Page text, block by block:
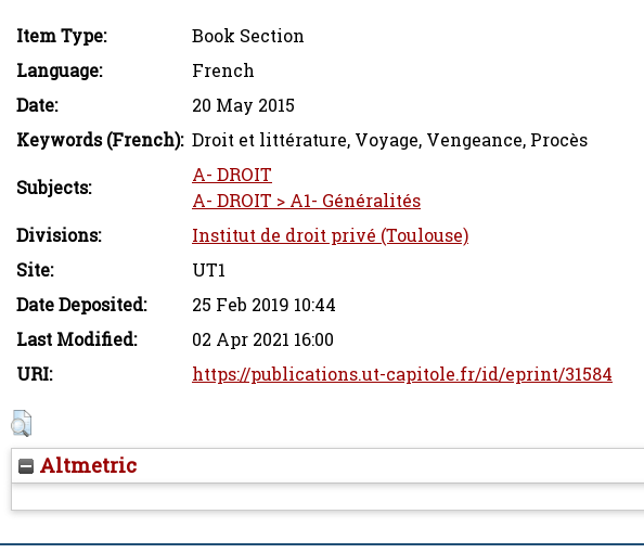
Item Type:
Book Section
Language:
French
Date:
20 May 2015
Keywords (French): Droit et littérature, Voyage, Vengeance, Procès
Subjects:
A- DROIT
A- DROIT > A1- Généralités
Divisions:
Institut de droit privé (Toulouse)
Site:
UT1
Date Deposited:
25 Feb 2019 10:44
Last Modified:
02 Apr 2021 16:00
URI:
https://publications.ut-capitole.fr/id/eprint/31584
Altmetric